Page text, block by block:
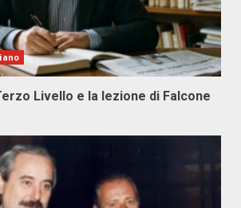
Livello e la lezione di Falcone